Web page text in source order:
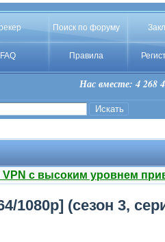
Поиск по форуму
FAQ Правила
Нас вместе: 4 268
с высоким уровнем
(сезон 3,